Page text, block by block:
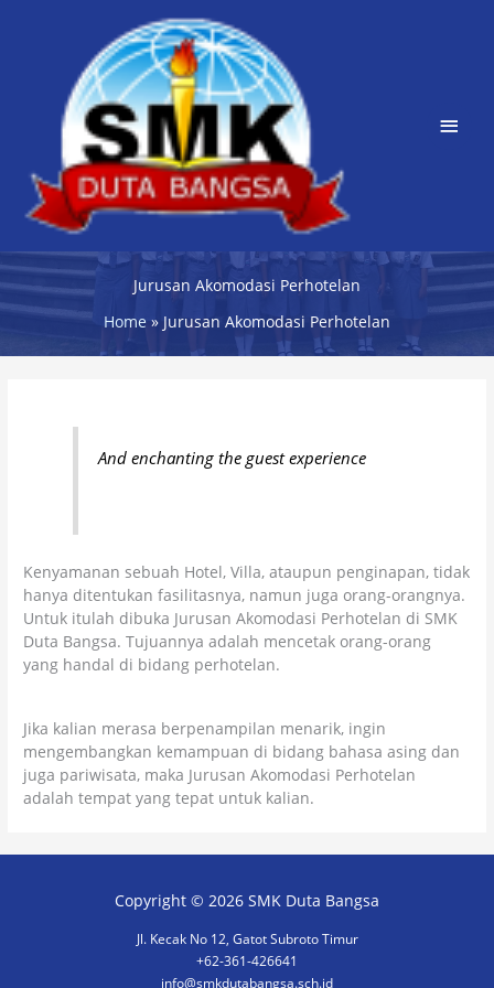
Jurusan Akomodasi Perhotelan
Home
Jurusan Akomodasi Perhotelan
And enchanting the guest experience
Kenyamanan sebuah Hotel, Villa, ataupun penginapan, tidak
hanya ditentukan fasilitasnya, namun juga orang-orangnya.
Untuk itulah dibuka Jurusan Akomodasi Perhotelan di SMK
Duta Bangsa. Tujuannya adalah mencetak orang-orang
yang handal di bidang perhotelan.
Jika kalian merasa berpenampilan menarik, ingin
mengembangkan kemampuan di bidang bahasa asing dan
juga pariwisata, maka Jurusan Akomodasi Perhotelan
adalah tempat yang tepat untuk kalian.
Copyright © 2026 SMK Duta Bangsa
Jl. Kecak No 12, Gatot Subroto Timur
+62-361-426641
info@smkdutabangsa.sch.id